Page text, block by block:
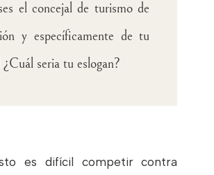
el concejal de turismo de
y específicamente de tu
seria tu eslogan?
es difícil competir contra